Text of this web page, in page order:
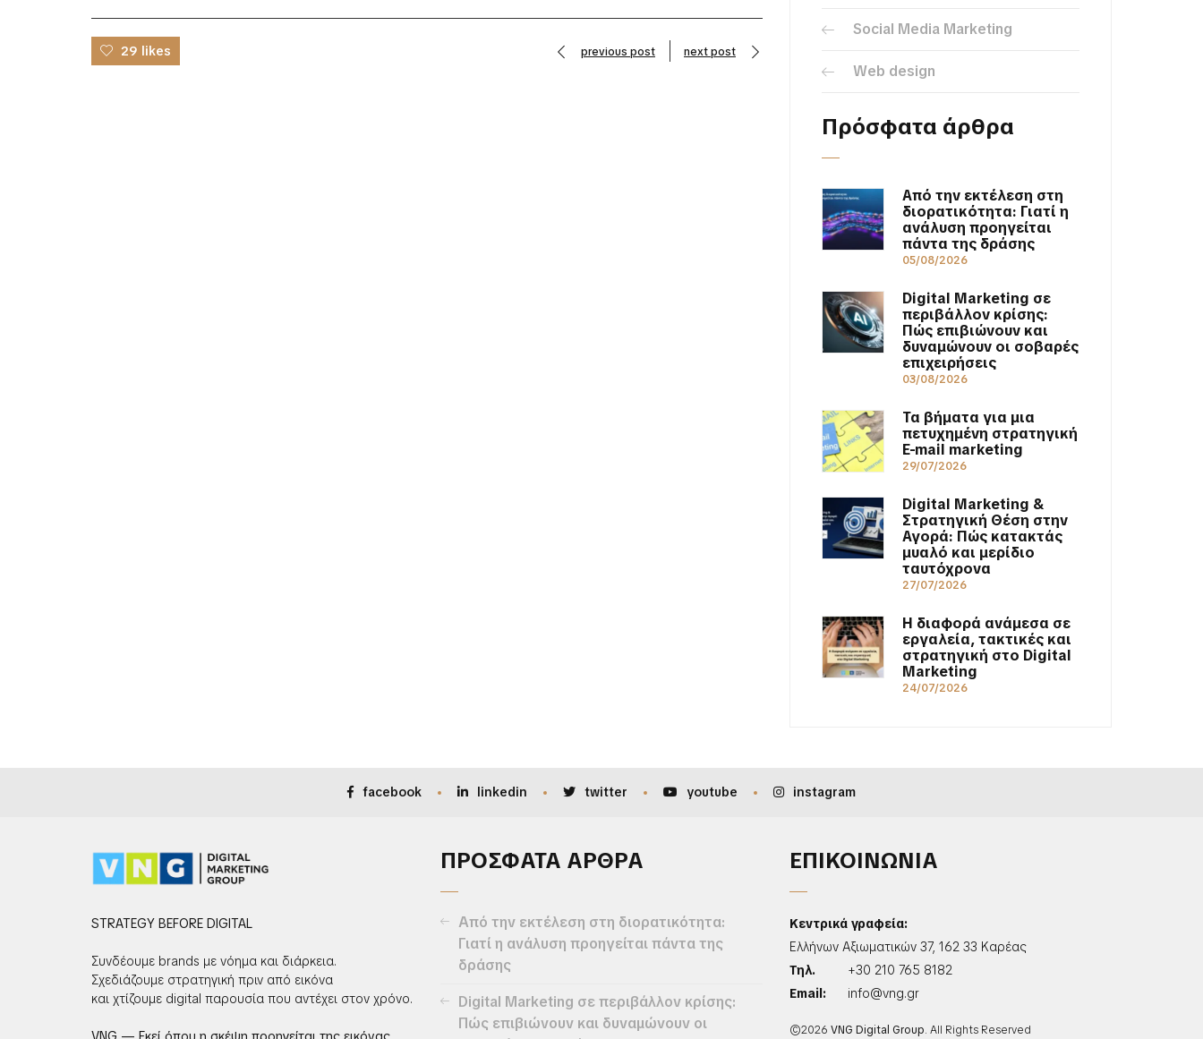
29 likes previous post next post
Social Media Marketing
Web design
Πρόσφατα άρθρα
Από την εκτέλεση στη
διορατικότητα: Γιατί η
ανάλυση προηγείται
πάντα της δράσης
05/08/2026
Digital Marketing σε
περιβάλλον κρίσης:
Πώς επιβιώνουν και
δυναμώνουν οι σοβαρές
επιχειρήσεις
03/08/2026
Τα βήματα για μια
πετυχημένη στρατηγική
E-mail marketing
29/07/2026
Digital Marketing &
Στρατηγική Θέση στην
Αγορά: Πώς κατακτάς
μυαλό και μερίδιο
ταυτόχρονα
27/07/2026
Η διαφορά ανάμεσα σε
εργαλεία, τακτικές και
στρατηγική στο Digital
Marketing
24/07/2026
facebook linkedin twitter youtube instagram
STRATEGY BEFORE DIGITAL
Συνδέουμε brands με νόημα και διάρκεια.
Σχεδιάζουμε στρατηγική πριν από εικόνα
και χτίζουμε digital παρουσία που αντέχει στον χρόνο.
ΠΡΟΣΦΑΤΑ ΑΡΘΡΑ
Από την εκτέλεση στη διορατικότητα:
Γιατί η ανάλυση προηγείται πάντα της
δράσης
Digital Marketing σε περιβάλλον κρίσης:
Πώς επιβιώνουν και δυναμώνουν οι
ΕΠΙΚΟΙΝΩΝΙΑ
Κεντρικά γραφεία:
Ελλήνων Αξιωματικών 37, 162 33 Καρέας
Τηλ.
+30 210 765 8182
Email:
info@vng.gr
©2026 VNG Digital Group. All Rights Reserved